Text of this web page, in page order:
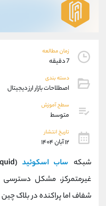
زمان مطالعه
7 دقیقه
دسته بندی
اصطلاحات بازار ارز دیجیتال
سطح آموزش
متوسط
تاریخ انتشار
۱۲ آبان ۱۴۰۴
شبکه ساب ‌اسکوئید (Subsquid)
غیرمتمرکز، مشکل
شفاف اما پراکنده در بلاک
واتساپ
تلگرام
پشتیبان فروش
موبایل
اطلاعات تماس
تلفن
بدون پیش شماره
اینستاگرام